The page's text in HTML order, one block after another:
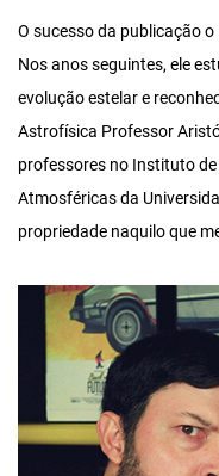
O sucesso da publicação
Nos anos seguintes, ele
evolução estelar e
Astrofísica Professor
professores no Instituto
Atmosféricas da
propriedade naquilo que